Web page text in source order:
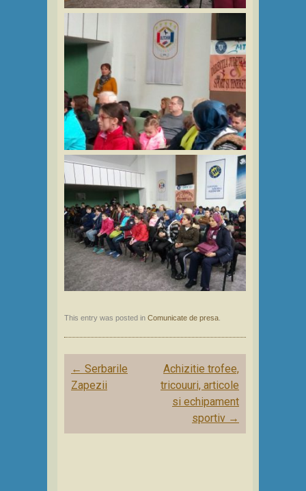
This entry was posted in Comunicate de presa
Post
navigation
← Serbarile
Zapezii
Achizitie trofee,
tricouuri, articole
si echipament
sportiv →